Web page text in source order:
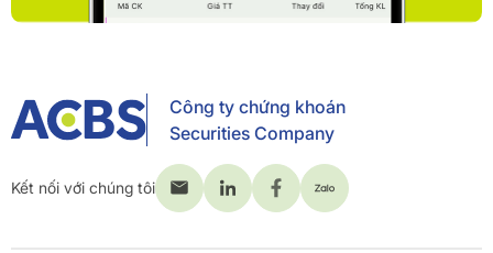
Công ty chứng khoán
Securities Company
Kết nối với chúng tôi